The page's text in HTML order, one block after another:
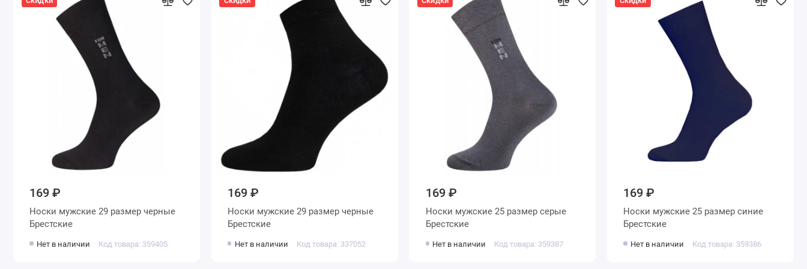
169 ₽
Носки мужские 29 размер черные
Брестские
Нет в наличии Код товара: 359405
169 ₽
Носки мужские 29 размер черные
Брестские
Нет в наличии Код товара: 337052
169 ₽
Носки мужские 25 размер серые
Брестские
Нет в наличии Код товара: 359387
169 ₽
Носки мужские 25 размер синие
Брестские
Нет в наличии Код товара: 359386